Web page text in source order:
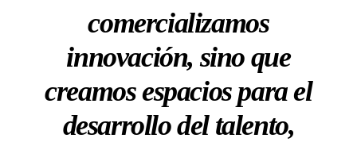
comercializamos
innovación, sino que
creamos espacios para el
desarrollo del talento,